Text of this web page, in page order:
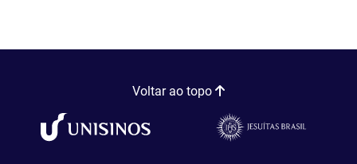
Voltar ao topo